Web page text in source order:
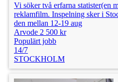
Vi söker två erfarna statister(en
reklamfilm. Inspelning sker i
den mellan 12-19 aug
Arvode 2 500 kr
Populärt jobb
14/7
STOCKHOLM